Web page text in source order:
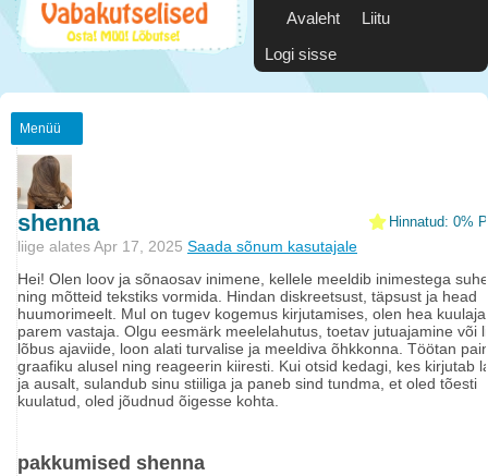
Avaleht
Liitu
Logi sisse
Menüü
shenna Hinnatud: 0%
liige alates Apr 17, 2025 Saada sõnum kasutajale
Hei! Olen loov ja sõnaosav inimene, kellele meeldib inimestega
ning mõtteid tekstiks vormida. Hindan diskreetsust, täpsust ja head
huumorimeelt. Mul on tugev kogemus kirjutamises, olen hea
parem vastaja. Olgu eesmärk meelelahutus, toetav jutuajamine või
lõbus ajaviide, loon alati turvalise ja meeldiva õhkkonna. Töötan
graafiku alusel ning reageerin kiiresti. Kui otsid kedagi, kes kirjutab
ja ausalt, sulandub sinu stiiliga ja paneb sind tundma, et oled tõesti
kuulatud, oled jõudnud õigesse kohta.
pakkumised shenna